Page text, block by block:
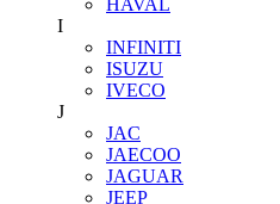
I
INFINITI
ISUZU
IVECO
J
JAC
JAECOO
JAGUAR
JEEP